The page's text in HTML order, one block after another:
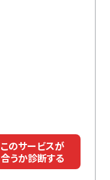
このサービスが
合うか診断する